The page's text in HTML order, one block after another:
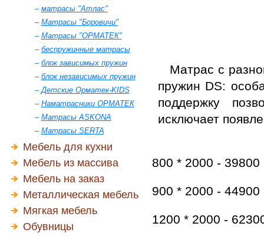
– матрасы "Атлас"
– Матрасы "Боровичи"
– Матрасы "ОРМАТЕК"
– беспружинные матрасы
– блок зависимых пружин
– блок независимых пружин
–Детские Орматек-KIDS
– Наматрасники ОРМАТЕК
– Матрасы ASKONA
– Матрасы SERTA
Мебель для кухни
Мебель из массива
Мебель на заказ
Металлическая мебель
Мягкая мебель
Обувницы
Матрас с
пружин DS:
поддержку
исключает
800 * 2000 - 39800
900 * 2000 - 44900
1200 * 2000 -